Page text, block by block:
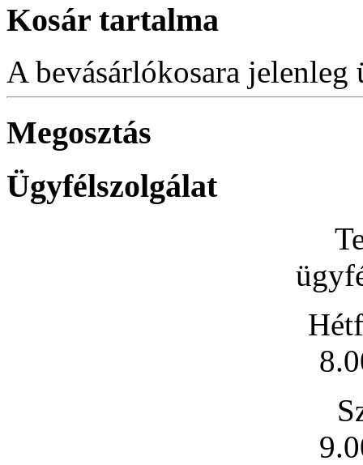
Kosár tartalma
A bevásárlókosara jelenleg
Megosztás
Ügyfélszolgálat